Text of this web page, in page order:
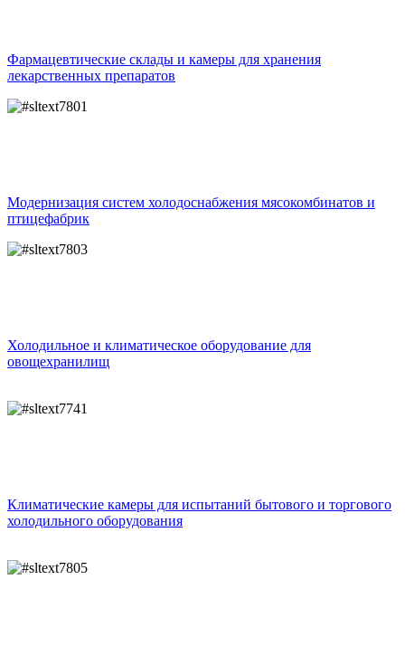
Фармацевтические склады и камеры для хранения
лекарственных препаратов
Модернизация систем холодоснабжения мясокомбинатов и
птицефабрик
Холодильное и климатическое оборудование для
овощехранилищ
Климатические камеры для испытаний бытового и торгового
холодильного оборудования